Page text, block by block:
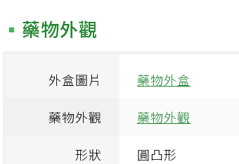
藥物外觀
外盒圖片 藥物外盒
藥物外觀 藥物外觀
形狀 圓凸形